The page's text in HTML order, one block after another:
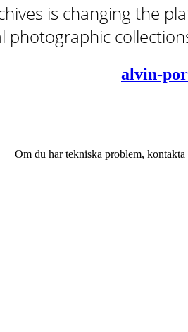
is changing the
photographic
alvin-
Om du har tekniska problem,